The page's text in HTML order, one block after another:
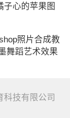
子心的苹果图
照片合成教
舞蹈艺术效果
技有限公司